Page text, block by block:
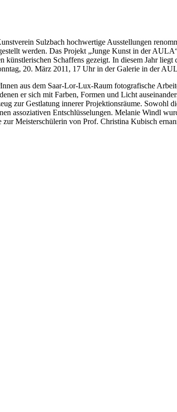
Sulzbach hochwertige Ausstellungen
werden. Das Projekt „Junge Kunst in der
künstlerischen Schaffens gezeigt. In diesem Jahr
20. März 2011, 17 Uhr in der Galerie in der
aus dem Saar-Lor-Lux-Raum fotografische
er sich mit Farben, Formen und Licht
zur Gestlatung innerer Projektionsräume. Sowohl
assoziativen Entschlüsselungen. Melanie Windl
Meisterschülerin von Prof. Christina Kubisch